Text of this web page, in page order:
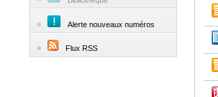
Alerte nouveaux numéros
Flux RSS